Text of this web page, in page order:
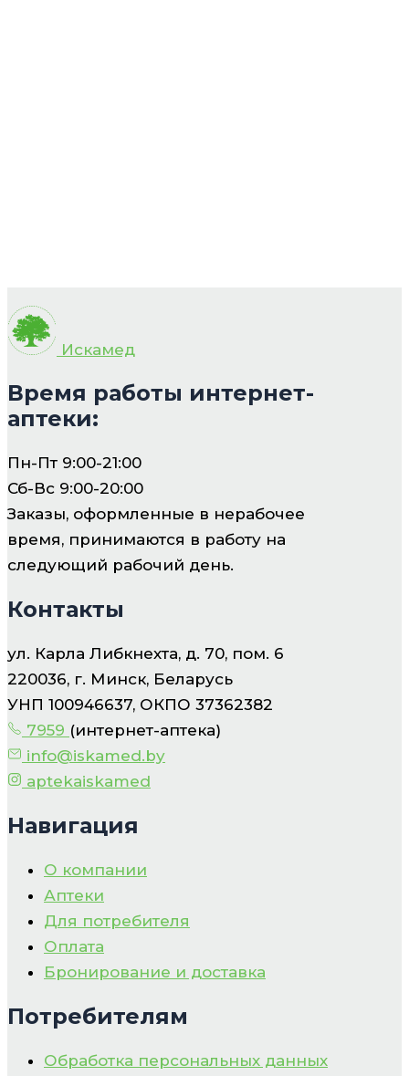
Искамед
Время работы интернет-
аптеки:
Пн-Пт 9:00-21:00
Сб-Вс 9:00-20:00
Заказы, оформленные в нерабочее
время, принимаются в работу на
следующий рабочий день.
Контакты
ул. Карла Либкнехта, д. 70, пом. 6
220036, г. Минск, Беларусь
УНП 100946637, ОКПО 37362382
7959 (интернет-аптека)
info@iskamed.by
aptekaiskamed
Навигация
О компании
Аптеки
Для потребителя
Оплата
Бронирование и доставка
Потребителям
Обработка персональных данных